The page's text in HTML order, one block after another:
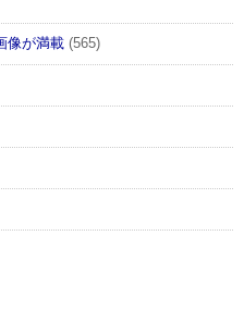
像が満載 (565)